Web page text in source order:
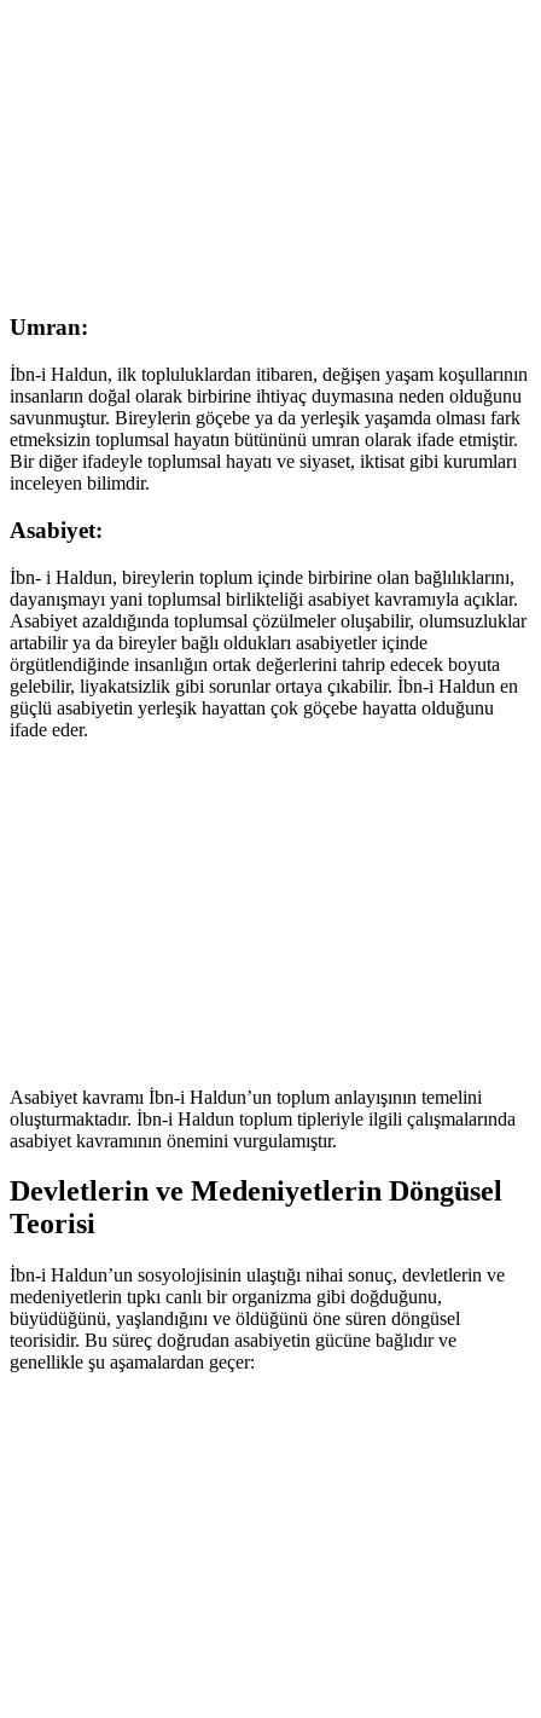
Umran:
İbn-i Haldun, ilk topluluklardan itibaren, değişen yaşam koşullarının
insanların doğal olarak birbirine ihtiyaç duymasına neden olduğunu
savunmuştur. Bireylerin göçebe ya da yerleşik yaşamda olması fark
etmeksizin toplumsal hayatın bütününü umran olarak ifade etmiştir.
Bir diğer ifadeyle toplumsal hayatı ve siyaset, iktisat gibi kurumları
inceleyen bilimdir.
Asabiyet:
İbn- i Haldun, bireylerin toplum içinde birbirine olan bağlılıklarını,
dayanışmayı yani toplumsal birlikteliği asabiyet kavramıyla açıklar.
Asabiyet azaldığında toplumsal çözülmeler oluşabilir, olumsuzluklar
artabilir ya da bireyler bağlı oldukları asabiyetler içinde
örgütlendiğinde insanlığın ortak değerlerini tahrip edecek boyuta
gelebilir, liyakatsizlik gibi sorunlar ortaya çıkabilir. İbn-i Haldun en
güçlü asabiyetin yerleşik hayattan çok göçebe hayatta olduğunu
ifade eder.
Asabiyet kavramı İbn-i Haldun’un toplum anlayışının temelini
oluşturmaktadır. İbn-i Haldun toplum tipleriyle ilgili çalışmalarında
asabiyet kavramının önemini vurgulamıştır.
Devletlerin ve Medeniyetlerin Döngüsel
Teorisi
İbn-i Haldun’un sosyolojisinin ulaştığı nihai sonuç, devletlerin ve
medeniyetlerin tıpkı canlı bir organizma gibi doğduğunu,
büyüdüğünü, yaşlandığını ve öldüğünü öne süren döngüsel
teorisidir. Bu süreç doğrudan asabiyetin gücüne bağlıdır ve
genellikle şu aşamalardan geçer: